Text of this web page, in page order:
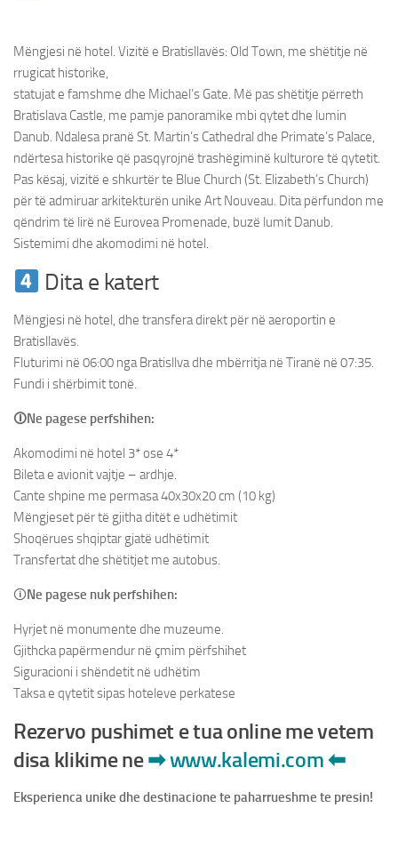
Mëngjesi në hotel. Vizitë e Bratisllavës: Old Town, me shëtitje në
rrugicat historike,
statujat e famshme dhe Michael’s Gate. Më pas shëtitje përreth
Bratislava Castle, me pamje panoramike mbi qytet dhe lumin
Danub. Ndalesa pranë St. Martin’s Cathedral dhe Primate’s Palace,
ndërtesa historike që pasqyrojnë trashëgiminë kulturore të qytetit.
Pas kësaj, vizitë e shkurtër te Blue Church (St. Elizabeth’s Church)
për të admiruar arkitekturën unike Art Nouveau. Dita përfundon me
qëndrim të lirë në Eurovea Promenade, buzë lumit Danub.
Sistemimi dhe akomodimi në hotel.
Dita e katert
Mëngjesi në hotel, dhe transfera direkt për në aeroportin e
Bratisllavës.
Fluturimi në 06:00 nga Bratisllva dhe mbërritja në Tiranë në 07:35.
Fundi i shërbimit tonë.
🛈Ne pagese perfshihen:
Akomodimi në hotel 3* ose 4*
Bileta e avionit vajtje – ardhje.
Cante shpine me permasa 40x30x20 cm (10 kg)
Mëngjeset për të gjitha ditët e udhëtimit
Shoqërues shqiptar gjatë udhëtimit
Transfertat dhe shëtitjet me autobus.
🛈Ne pagese nuk perfshihen:
Hyrjet në monumente dhe muzeume.
Gjithcka papërmendur në çmim përfshihet
Siguracioni i shëndetit në udhëtim
Taksa e qytetit sipas hoteleve perkatese
Rezervo pushimet e tua online me vetem
disa klikime ne➡www.kalemi.com⬅
Eksperienca unike dhe destinacione te paharrueshme te presin!